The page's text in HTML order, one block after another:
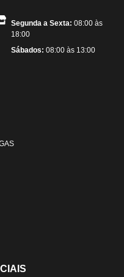
Segunda a Sexta: 08:00 às
18:00
Sábados: 08:00 às 13:00